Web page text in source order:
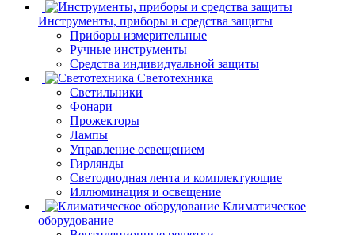
Инструменты, приборы и средства защиты
Приборы измерительные
Ручные инструменты
Средства индивидуальной защиты
Светотехника
Светильники
Фонари
Прожекторы
Лампы
Управление освещением
Гирлянды
Светодиодная лента и комплектующие
Иллюминация и освещение
Климатическое
оборудование